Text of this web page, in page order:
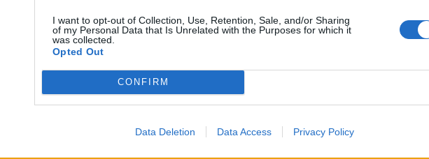
I want to opt-out of Collection, Use, Retention, Sale, and/or Sharing
of my Personal Data that Is Unrelated with the Purposes for which it
was collected.
Opted Out
CONFIRM
Data Deletion Data Access Privacy Policy